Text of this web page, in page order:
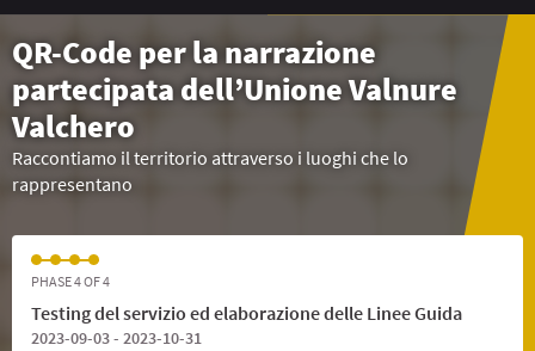
QR-Code per la narrazione
partecipata dell’Unione Valnure
Valchero
Raccontiamo il territorio attraverso i luoghi che lo
rappresentano
PHASE 4 OF 4
Testing del servizio ed elaborazione delle Linee Guida
2023-09-03 - 2023-10-31